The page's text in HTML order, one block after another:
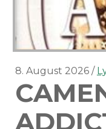
8. August 2026